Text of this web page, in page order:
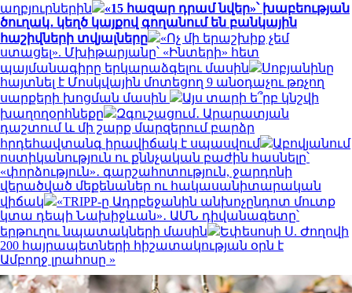
աղբյուրներին
«15 հազար դրամ նվեր»՝ խաբեության
ծուղակ․ կեղծ կայքով գողանում են բանկային
հաշիվների տվյալները
«Ոչ մի երաշխիք չեմ
ստացել». Մխիթարյանը՝ «Ինտերի» հետ
պայմանագիրը երկարաձգելու մասին
Սոբյանինը
հայտնել է Մոսկվային մոտեցող 9 անօդաչու թռչող
սարքերի խոցման մասին
Այս տարի ե՞րբ կնշվի
խաղողօրհնեքը
Զգուշացում․ Արարատյան
դաշտում և մի շարք մարզերում բարձր
հրդեհավտանգ իրավիճակ է սպասվում
Աբովյանում
ոստիկանություն ու քննչական բաժին հասնելը՝
«փորձություն»․ գարշահոտություն, ջարդոնի
վերածված մեքենաներ ու հակասանիտարական
վիճակ
«TRIPP-ը Ադրբեջանին անխոչընդոտ մուտք
կտա դեպի Նախիջևան»․ ԱՄՆ դիվանագետը՝
երթուղու նպատակների մասին
Եփեսոսի Ս. Ժողովի
200 հայրապետների հիշատակության օրն է
Ամբողջ լրահոսը »